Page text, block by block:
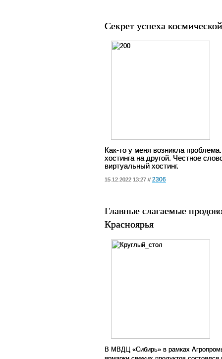
Секрет успеха
Как-то у меня возникла
хостинга на другой. Честное
виртуальный хостинг.
15.12.2022 13:27 // 2306
Главные слагаемые
Красноярья
В МВДЦ «Сибирь» в рамках